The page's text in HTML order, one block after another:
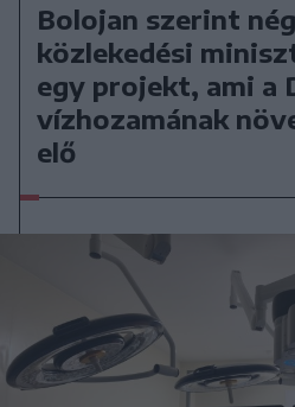
Bolojan szerint
közlekedési
egy projekt, ami a
vízhozamának
elő